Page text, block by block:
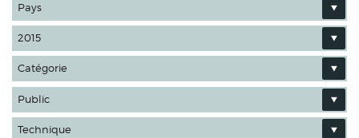
Pays
2015
Catégorie
Public
Technique